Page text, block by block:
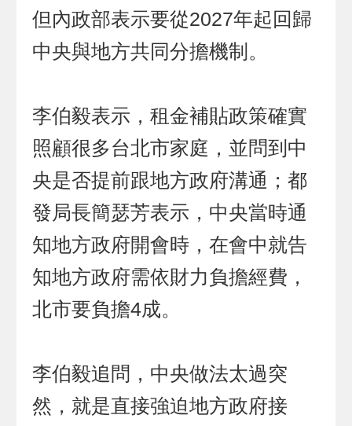
但內政部表示要從2027年起回歸
中央與地方共同分擔機制。
李伯毅表示，租金補貼政策確實
照顧很多台北市家庭，並問到中
央是否提前跟地方政府溝通；都
發局長簡瑟芳表示，中央當時通
知地方政府開會時，在會中就告
知地方政府需依財力負擔經費，
北市要負擔4成。
李伯毅追問，中央做法太過突
然，就是直接強迫地方政府接